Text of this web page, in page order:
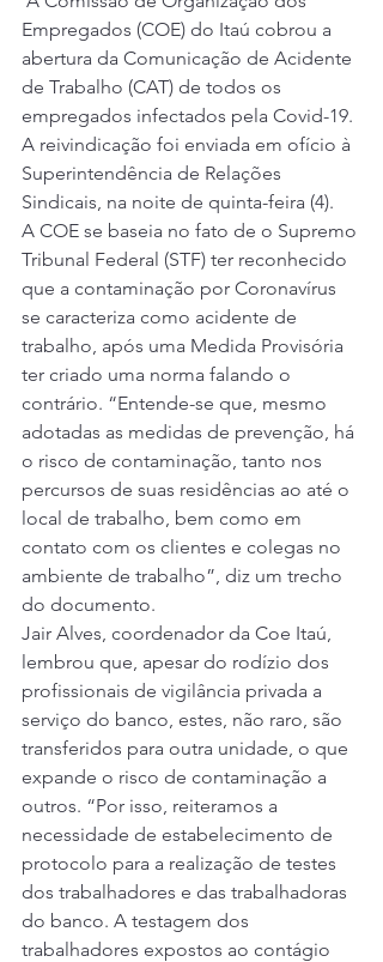
Empregados (COE) do Itaú cobrou a
abertura da Comunicação de Acidente
de Trabalho (CAT) de todos os
empregados infectados pela Covid-19.
A reivindicação foi enviada em ofício à
Superintendência de Relações
Sindicais, na noite de quinta-feira (4).
A COE se baseia no fato de o Supremo
Tribunal Federal (STF) ter reconhecido
que a contaminação por Coronavírus
se caracteriza como acidente de
trabalho, após uma Medida Provisória
ter criado uma norma falando o
contrário. “Entende-se que, mesmo
adotadas as medidas de prevenção, há
o risco de contaminação, tanto nos
percursos de suas residências ao até o
local de trabalho, bem como em
contato com os clientes e colegas no
ambiente de trabalho”, diz um trecho
do documento.
Jair Alves, coordenador da Coe Itaú,
lembrou que, apesar do rodízio dos
profissionais de vigilância privada a
serviço do banco, estes, não raro, são
transferidos para outra unidade, o que
expande o risco de contaminação a
outros. “Por isso, reiteramos a
necessidade de estabelecimento de
protocolo para a realização de testes
dos trabalhadores e das trabalhadoras
do banco. A testagem dos
trabalhadores expostos ao contágio